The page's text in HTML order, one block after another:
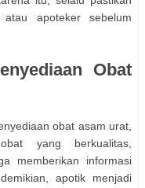
apoteker sebelum
Obat
obat asam urat,
yang berkualitas,
memberikan informasi
apotik menjadi